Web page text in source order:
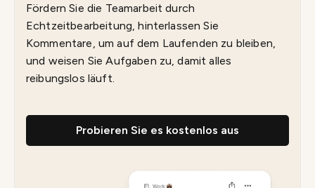
Fördern Sie die Teamarbeit durch
Echtzeitbearbeitung, hinterlassen Sie
Kommentare, um auf dem Laufenden zu bleiben,
und weisen Sie Aufgaben zu, damit alles
reibungslos läuft.
Probieren Sie es kostenlos aus